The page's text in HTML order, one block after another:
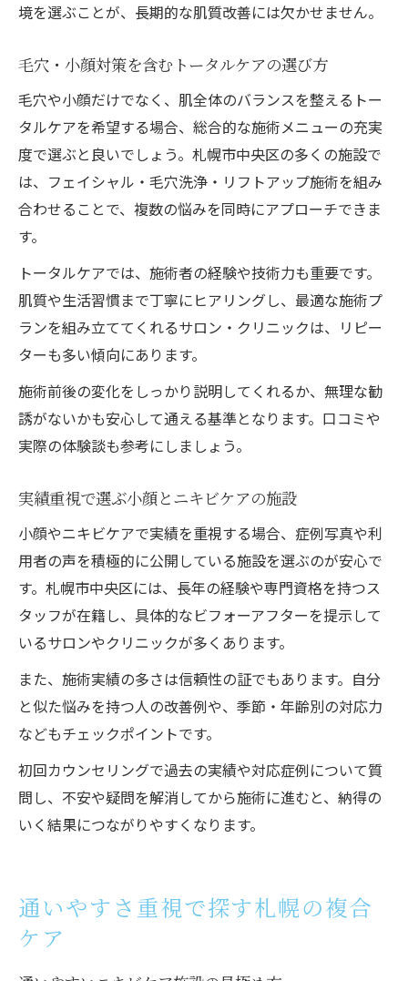
境を選ぶことが、長期的な肌質改善には欠かせません。
毛穴・小顔対策を含むトータルケアの選び方
毛穴や小顔だけでなく、肌全体のバランスを整えるトー
タルケアを希望する場合、総合的な施術メニューの充実
度で選ぶと良いでしょう。札幌市中央区の多くの施設で
は、フェイシャル・毛穴洗浄・リフトアップ施術を組み
合わせることで、複数の悩みを同時にアプローチできま
す。
トータルケアでは、施術者の経験や技術力も重要です。
肌質や生活習慣まで丁寧にヒアリングし、最適な施術プ
ランを組み立ててくれるサロン・クリニックは、リピー
ターも多い傾向にあります。
施術前後の変化をしっかり説明してくれるか、無理な勧
誘がないかも安心して通える基準となります。口コミや
実際の体験談も参考にしましょう。
実績重視で選ぶ小顔とニキビケアの施設
小顔やニキビケアで実績を重視する場合、症例写真や利
用者の声を積極的に公開している施設を選ぶのが安心で
す。札幌市中央区には、長年の経験や専門資格を持つス
タッフが在籍し、具体的なビフォーアフターを提示して
いるサロンやクリニックが多くあります。
また、施術実績の多さは信頼性の証でもあります。自分
と似た悩みを持つ人の改善例や、季節・年齢別の対応力
などもチェックポイントです。
初回カウンセリングで過去の実績や対応症例について質
問し、不安や疑問を解消してから施術に進むと、納得の
いく結果につながりやすくなります。
通いやすさ重視で探す札幌の複合
ケア